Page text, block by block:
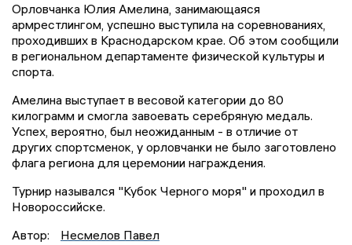
Орловчанка Юлия Амелина, занимающаяся
армрестлингом, успешно выступила на соревнованиях,
проходивших в Краснодарском крае. Об этом сообщили
в региональном департаменте физической культуры и
спорта.
Амелина выступает в весовой категории до 80
килограмм и смогла завоевать серебряную медаль.
Успех, вероятно, был неожиданным - в отличие от
других спортсменок, у орловчанки не было заготовлено
флага региона для церемонии награждения.
Турнир назывался "Кубок Черного моря" и проходил в
Новороссийске.
Автор:
Несмелов Павел